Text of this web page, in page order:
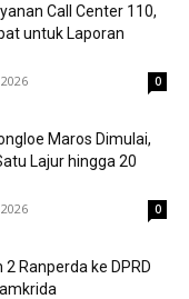
Call Center 110,
untuk Laporan
0
Maros Dimulai,
Lajur hingga 20
0
Ranperda ke DPRD